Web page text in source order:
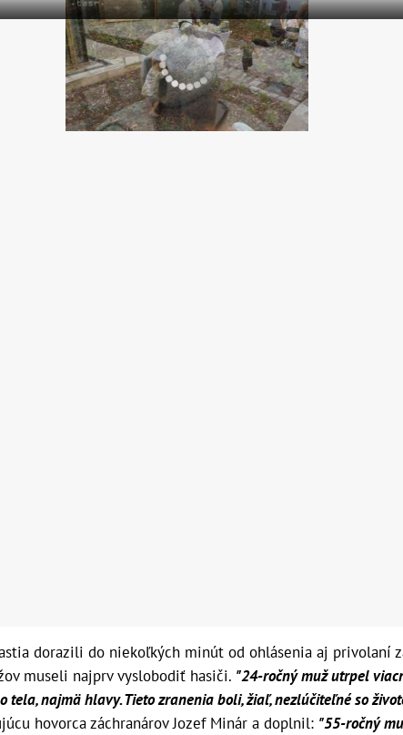
dorazili do niekoľkých minút od ohlásenia aj privolaní
museli najprv vyslobodiť hasiči. "24-ročný muž utrpel
tela, najmä hlavy. Tieto zranenia boli, žiaľ, nezlúčiteľné so
hovorca záchranárov Jozef Minár a doplnil: "55-ročný